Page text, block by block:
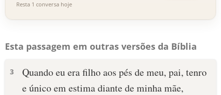
Resta 1 conversa hoje
Esta passagem em outras versões da Bíblia
3
Quando eu era filho aos pés de meu, pai, tenro
e único em estima diante de minha mãe,